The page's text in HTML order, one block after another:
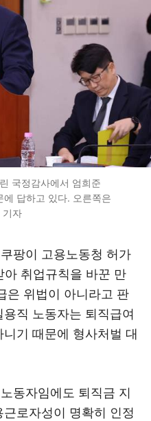
국정감사에서 엄희준
답하고 있다. 오른쪽은
기자
팡이 고용노동청 허가
취업규칙을 바꾼 만
은 위법이 아니라고 판
직 노동자는 퇴직급여
기 때문에 형사처벌 대
동자임에도 퇴직금 지
로자성이 명확히 인정